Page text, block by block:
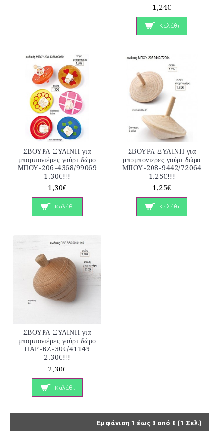
1,24€
Καλάθι
ΣΒΟΥΡΑ ΞΥΛΙΝΗ για
μπομπονιέρες γούρι δώρο
ΜΠΟΥ-206-4368/99069
1.30€!!!
1,30€
Καλάθι
ΣΒΟΥΡΑ ΞΥΛΙΝΗ για
μπομπονιέρες γούρι δώρο
ΜΠΟΥ-208-9442/72064
1.25€!!!
1,25€
Καλάθι
ΣΒΟΥΡΑ ΞΥΛΙΝΗ για
μπομπονιέρες γούρι δώρο
ΠΑΡ-ΒΖ-300/41149
2.30€!!!
2,30€
Καλάθι
Εμφάνιση 1 έως 8 από 8 (1 Σελ.)